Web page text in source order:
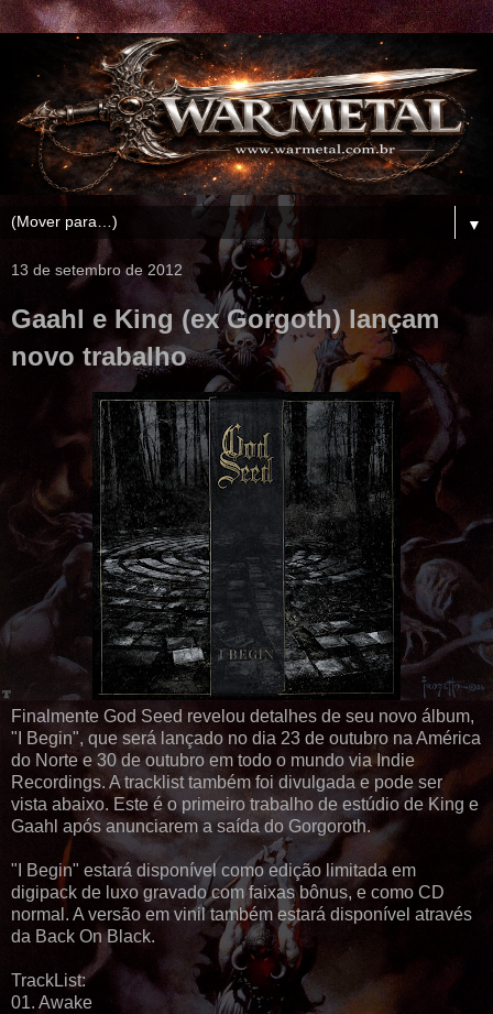
▼
13 de setembro de 2012
Gaahl e King (ex Gorgoth) lançam
novo trabalho
Finalmente God Seed revelou detalhes de seu novo álbum,
"I Begin", que será lançado no dia 23 de outubro na América
do Norte e 30 de outubro em todo o mundo via Indie
Recordings. A tracklist também foi divulgada e pode ser
vista abaixo. Este é o primeiro trabalho de estúdio de King e
Gaahl após anunciarem a saída do Gorgoroth.
"I Begin" estará disponível como edição limitada em
digipack de luxo gravado com faixas bônus, e como CD
normal. A versão em vinil também estará disponível através
da Back On Black.
TrackList:
01. Awake